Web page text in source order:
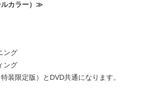
カラー）≫
ング
ング
装限定版）とDVD共通になります。